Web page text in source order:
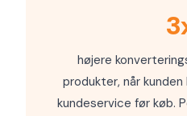
højere
produkter, når
kundeservice før køb.